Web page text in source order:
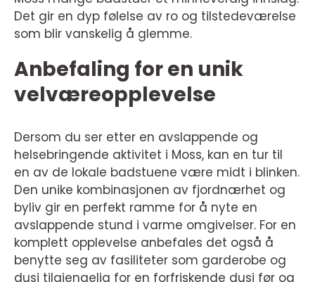
Det gir en dyp følelse av ro og tilstedeværelse
som blir vanskelig å glemme.
Anbefaling for en unik
velværeopplevelse
Dersom du ser etter en avslappende og
helsebringende aktivitet i Moss, kan en tur til
en av de lokale badstuene være midt i blinken.
Den unike kombinasjonen av fjordnærhet og
byliv gir en perfekt ramme for å nyte en
avslappende stund i varme omgivelser. For en
komplett opplevelse anbefales det også å
benytte seg av fasiliteter som garderobe og
dusj tilgjengelig for en forfriskende dusj før og